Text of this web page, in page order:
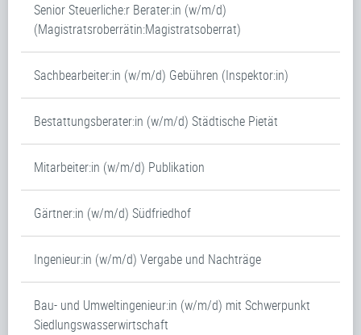
Senior Steuerliche:r Berater:in (w/m/d)
(Magistratsroberrätin:Magistratsoberrat)
Sachbearbeiter:in (w/m/d) Gebühren (Inspektor:in)
Bestattungsberater:in (w/m/d) Städtische Pietät
Mitarbeiter:in (w/m/d) Publikation
Gärtner:in (w/m/d) Südfriedhof
Ingenieur:in (w/m/d) Vergabe und Nachträge
Bau- und Umweltingenieur:in (w/m/d) mit Schwerpunkt
Siedlungswasserwirtschaft